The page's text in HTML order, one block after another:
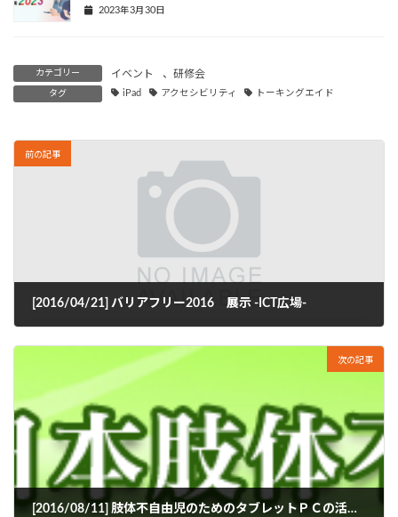
2023年3月30日
カテゴリー イベント 、 研修会
タグ iPad アクセシビリティ トーキングエイド
前の記事
[2016/04/21] バリアフリー2016 展示 -ICT広場-
次の記事
[2016/08/11] 肢体不自由児のためのタブレットＰＣの活用研修会